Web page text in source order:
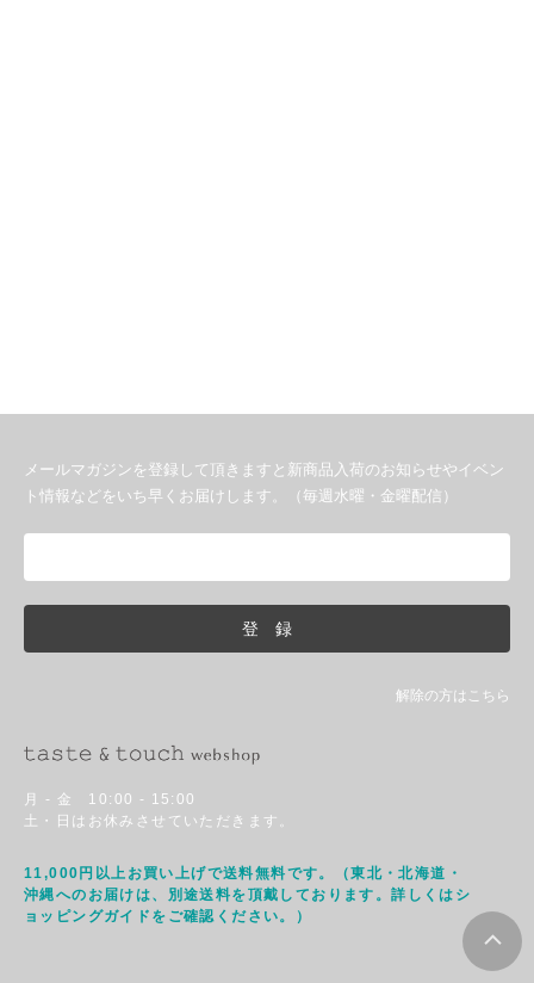
メールマガジンを登録して頂きますと新商品入荷のお知らせやイベン
ト情報などをいち早くお届けします。（毎週水曜・金曜配信）
解除の方はこちら
月 - 金 10:00 - 15:00
土・日はお休みさせていただきます。
11,000円以上お買い上げで送料無料です。（東北・北海道・
沖縄へのお届けは、別途送料を頂戴しております。詳しくはシ
ョッピングガイドをご確認ください。）